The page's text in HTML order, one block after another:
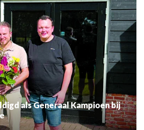
als Generaal Kampioen bij